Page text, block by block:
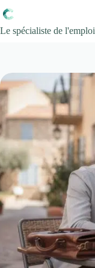
au
contenu
Le spécialiste de l'emploi